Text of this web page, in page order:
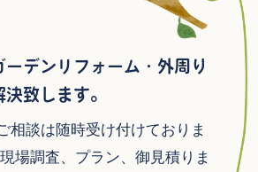
ーデンリフォーム・外周り
致します。
相談は随時受け付けておりま
場調査、プラン、御見積りま